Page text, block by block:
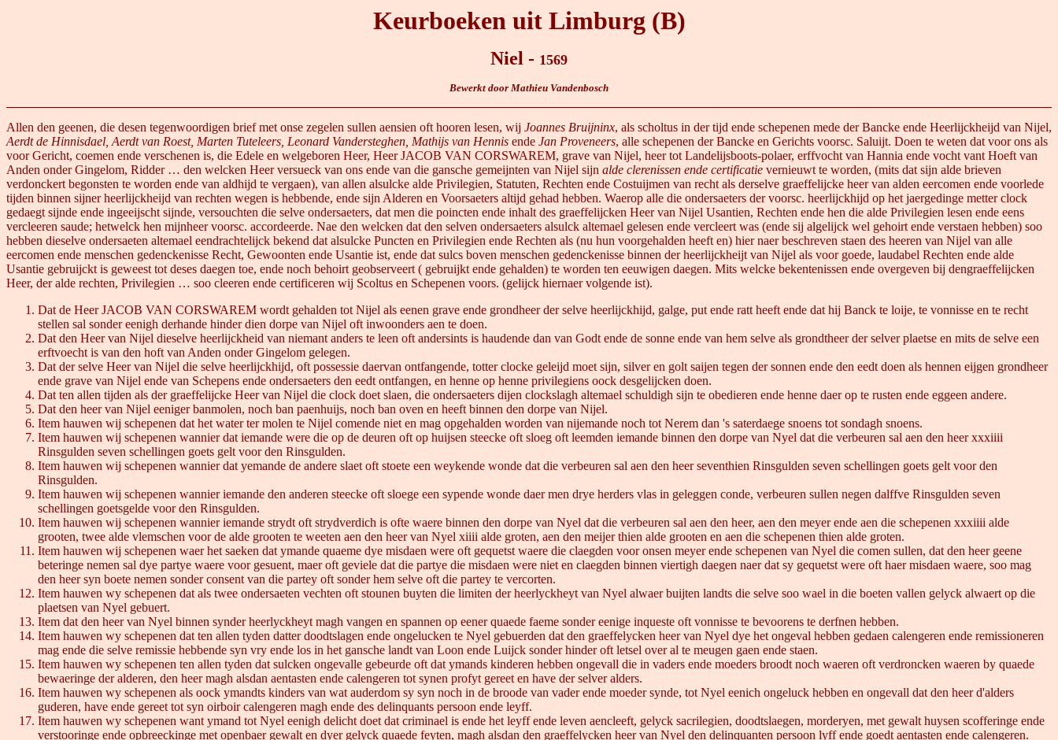
Keurboeken uit Limburg (B)
Niel - 1569
Bewerkt door Mathieu Vandenbosch
Allen den geenen, die desen tegenwoordigen brief met onse zegelen sullen aensien oft hooren lesen, wij Joannes Bruijninx, als scholtus in der tijd ende schepenen mede der Bancke ende Heerlijckheijd van Nijel,
Aerdt de Hinnisdael, Aerdt van Roest, Marten Tuteleers, Leonard Vandersteghen, Mathijs van Hennis ende Jan Proveneers, alle schepenen der Bancke en Gerichts voorsc. Saluijt. Doen te weten dat voor ons als
voor Gericht, coemen ende verschenen is, die Edele en welgeboren Heer, Heer JACOB VAN CORSWAREM, grave van Nijel, heer tot Landelijsboots-polaer, erffvocht van Hannia ende vocht vant Hoeft van
Anden onder Gingelom, Ridder … den welcken Heer versueck van ons ende van die gansche gemeijnten van Nijel sijn alde clerenissen ende certificatie vernieuwt te worden, (mits dat sijn alde brieven
verdonckert begonsten te worden ende van aldhijd te vergaen), van allen alsulcke alde Privilegien, Statuten, Rechten ende Costuijmen van recht als derselve graeffelijcke heer van alden eercomen ende voorlede
tijden binnen sijner heerlijckheijd van rechten wegen is hebbende, ende sijn Alderen en Voorsaeters altijd gehad hebben. Waerop alle die ondersaeters der voorsc. heerlijckhijd op het jaergedinge metter clock
gedaegt sijnde ende ingeeijscht sijnde, versouchten die selve ondersaeters, dat men die poincten ende inhalt des graeffelijcken Heer van Nijel Usantien, Rechten ende hen die alde Privilegien lesen ende eens
vercleeren saude; hetwelck hen mijnheer voorsc. accordeerde. Nae den welcken dat den selven ondersaeters alsulck altemael gelesen ende vercleert was (ende sij algelijck wel gehoirt ende verstaen hebben) soo
hebben dieselve ondersaeten altemael eendrachtelijck bekend dat alsulcke Puncten en Privilegien ende Rechten als (nu hun voorgehalden heeft en) hier naer beschreven staen des heeren van Nijel van alle
eercomen ende menschen gedenckenisse Recht, Gewoonten ende Usantie ist, ende dat sulcs boven menschen gedenckenisse binnen der heerlijckheijt van Nijel als voor goede, laudabel Rechten ende alde
Usantie gebruijckt is geweest tot deses daegen toe, ende noch behoirt geobserveert ( gebruijkt ende gehalden) te worden ten eeuwigen daegen. Mits welcke bekentenissen ende overgeven bij dengraeffelijcken
Heer, der alde rechten, Privilegien … soo cleeren ende certificeren wij Scoltus en Schepenen voors. (gelijck hiernaer volgende ist).
Dat de Heer JACOB VAN CORSWAREM wordt gehalden tot Nijel als eenen grave ende grondheer der selve heerlijckhijd, galge, put ende ratt heeft ende dat hij Banck te loije, te vonnisse en te recht
stellen sal sonder eenigh derhande hinder dien dorpe van Nijel oft inwoonders aen te doen.
Dat den Heer van Nijel dieselve heerlijckheid van niemant anders te leen oft andersints is haudende dan van Godt ende de sonne ende van hem selve als grondtheer der selver plaetse en mits de selve een
erftvoecht is van den hoft van Anden onder Gingelom gelegen.
Dat der selve Heer van Nijel die selve heerlijckhijd, oft possessie daervan ontfangende, totter clocke geleijd moet sijn, silver en golt saijen tegen der sonnen ende den eedt doen als hennen eijgen grondheer
ende grave van Nijel ende van Schepens ende ondersaeters den eedt ontfangen, en henne op henne privilegiens oock desgelijcken doen.
Dat ten allen tijden als der graeffelijcke Heer van Nijel die clock doet slaen, die ondersaeters dijen clockslagh altemael schuldigh sijn te obedieren ende henne daer op te rusten ende eggeen andere.
Dat den heer van Nijel eeniger banmolen, noch ban paenhuijs, noch ban oven en heeft binnen den dorpe van Nijel.
Item hauwen wij schepenen dat het water ter molen te Nijel comende niet en mag opgehalden worden van nijemande noch tot Nerem dan 's saterdaege snoens tot sondagh snoens.
Item hauwen wij schepenen wannier dat iemande were die op de deuren oft op huijsen steecke oft sloeg oft leemden iemande binnen den dorpe van Nyel dat die verbeuren sal aen den heer xxxiiii
Rinsgulden seven schellingen goets gelt voor den Rinsgulden.
Item hauwen wij schepenen wannier dat yemande de andere slaet oft stoete een weykende wonde dat die verbeuren sal aen den heer seventhien Rinsgulden seven schellingen goets gelt voor den
Rinsgulden.
Item hauwen wij schepenen wannier iemande den anderen steecke oft sloege een sypende wonde daer men drye herders vlas in geleggen conde, verbeuren sullen negen dalffve Rinsgulden seven
schellingen goetsgelde voor den Rinsgulden.
Item hauwen wij schepenen wannier iemande strydt oft strydverdich is ofte waere binnen den dorpe van Nyel dat die verbeuren sal aen den heer, aen den meyer ende aen die schepenen xxxiiii alde
grooten, twee alde vlemschen voor de alde grooten te weeten aen den heer van Nyel xiiii alde groten, aen den meijer thien alde grooten en aen die schepenen thien alde groten.
Item hauwen wij schepenen waer het saeken dat ymande quaeme dye misdaen were oft gequetst waere die claegden voor onsen meyer ende schepenen van Nyel die comen sullen, dat den heer geene
beteringe nemen sal dye partye waere voor gesuent, maer oft geviele dat die partye die misdaen were niet en claegden binnen viertigh daegen naer dat sy gequetst were oft haer misdaen waere, soo mag
den heer syn boete nemen sonder consent van die partey oft sonder hem selve oft die partey te vercorten.
Item hauwen wy schepenen dat als twee ondersaeten vechten oft stounen buyten die limiten der heerlyckheyt van Nyel alwaer buijten landts die selve soo wael in die boeten vallen gelyck alwaert op die
plaetsen van Nyel gebuert.
Item dat den heer van Nyel binnen synder heerlyckheyt magh vangen en spannen op eener quaede faeme sonder eenige inqueste oft vonnisse te bevoorens te derfnen hebben.
Item hauwen wy schepenen dat ten allen tyden datter doodtslagen ende ongelucken te Nyel gebuerden dat den graeffelycken heer van Nyel dye het ongeval hebben gedaen calengeren ende remissioneren
mag ende die selve remissie hebbende syn vry ende los in het gansche landt van Loon ende Luijck sonder hinder oft letsel over al te meugen gaen ende staen.
Item hauwen wy schepenen ten allen tyden dat sulcken ongevalle gebeurde oft dat ymands kinderen hebben ongevall die in vaders ende moeders broodt noch waeren oft verdroncken waeren by quaede
bewaeringe der alderen, den heer magh alsdan aentasten ende calengeren tot synen profyt gereet en have der selver alders.
Item hauwen wy schepenen als oock ymandts kinders van wat auderdom sy syn noch in de broode van vader ende moeder synde, tot Nyel eenich ongeluck hebben en ongevall dat den heer d'alders
guderen, have ende gereet tot syn oirboir calengeren magh ende des delinquants persoon ende leyff.
Item hauwen wy schepenen want ymand tot Nyel eenigh delicht doet dat criminael is ende het leyff ende leven aencleeft, gelyck sacrilegien, doodtslaegen, morderyen, met gewalt huysen scofferinge ende
verstooringe ende opbreeckinge met openbaer gewalt en dyer gelyck quaede feyten, magh alsdan den graeffelycken heer van Nyel den delinquanten persoon lyff ende goedt aentasten ende calengeren.